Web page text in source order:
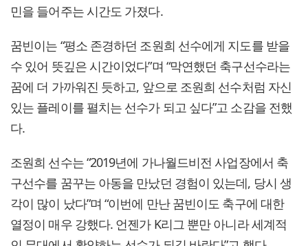
민을 들어주는 시간도 가졌다.
꿈빈이는 “평소 존경하던 조원희 선수에게 지도를 받을
수 있어 뜻깊은 시간이었다”며 “막연했던 축구선수라는
꿈에 더 가까워진 듯하고, 앞으로 조원희 선수처럼 자신
있는 플레이를 펼치는 선수가 되고 싶다”고 소감을 전했
다.
조원희 선수는 “2019년에 가나월드비전 사업장에서 축
구선수를 꿈꾸는 아동을 만났던 경험이 있는데, 당시 생
각이 많이 났다”며 “이번에 만난 꿈빈이도 축구에 대한
열정이 매우 강했다. 언젠가 K리그 뿐만 아니라 세계적